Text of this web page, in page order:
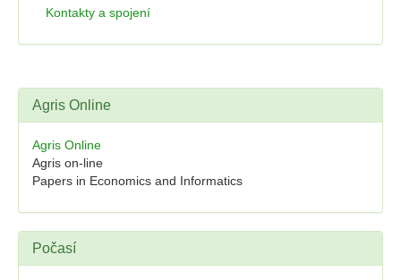
Kontakty a spojení
Agris Online
Agris Online
Agris on-line
Papers in Economics and Informatics
Počasí